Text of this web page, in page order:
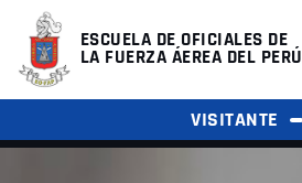
ESCUELA DE OFICIALES DE
LA FUERZA ÁEREA DEL PERÚ
VISITANTE